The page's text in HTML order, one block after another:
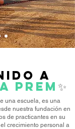
a
Prem ✨
una escuela, es una
nuestra fundación en
de practicantes en su
crecimiento personal a